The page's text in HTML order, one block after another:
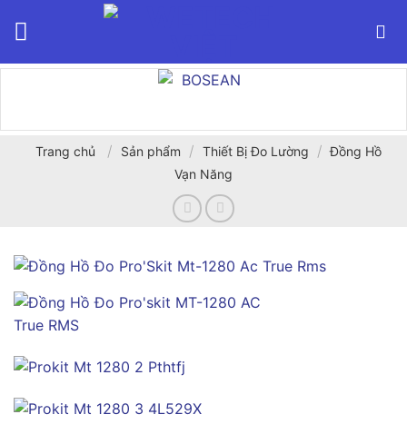
Trang chủ / Sản phẩm / Thiết Bị Đo Lường / Đồng Hồ
Vạn Năng